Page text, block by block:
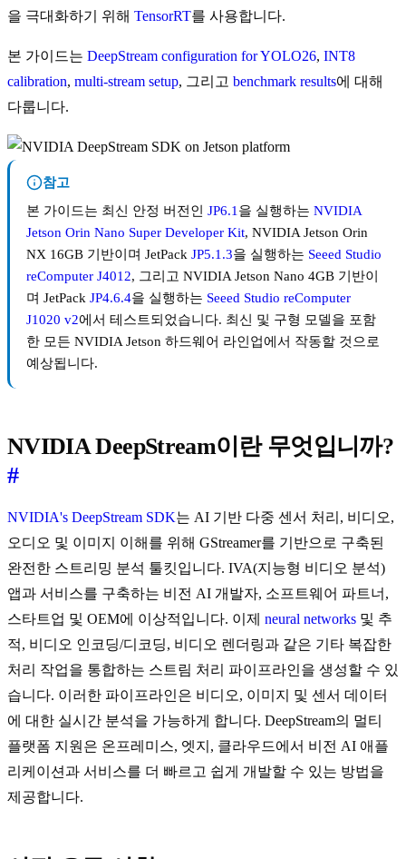
을 극대화하기 위해 TensorRT를 사용합니다.
본 가이드는 DeepStream configuration for YOLO26, INT8
calibration, multi-stream setup, 그리고 benchmark results에 대해
다룹니다.
참고
본 가이드는 최신 안정 버전인 JP6.1 을 실행하는 NVIDIA
Jetson Orin Nano Super Developer Kit, NVIDIA Jetson Orin
NX 16GB 기반이며 JetPack JP5.1.3을 실행하는 Seeed Studio
reComputer J4012, 그리고 NVIDIA Jetson Nano 4GB 기반이
며 JetPack JP4.6.4을 실행하는 Seeed Studio reComputer
J1020 v2에서 테스트되었습니다. 최신 및 구형 모델을 포함
한 모든 NVIDIA Jetson 하드웨어 라인업에서 작동할 것으로
예상됩니다.
NVIDIA DeepStream이란 무엇입니까?
#
NVIDIA's DeepStream SDK는 AI 기반 다중 센서 처리, 비디오,
오디오 및 이미지 이해를 위해 GStreamer를 기반으로 구축된
완전한 스트리밍 분석 툴킷입니다. IVA(지능형 비디오 분석)
앱과 서비스를 구축하는 비전 AI 개발자, 소프트웨어 파트너,
스타트업 및 OEM에 이상적입니다. 이제 neural networks 및 추
적, 비디오 인코딩/디코딩, 비디오 렌더링과 같은 기타 복잡한
처리 작업을 통합하는 스트림 처리 파이프라인을 생성할 수 있
습니다. 이러한 파이프라인은 비디오, 이미지 및 센서 데이터
에 대한 실시간 분석을 가능하게 합니다. DeepStream의 멀티
플랫폼 지원은 온프레미스, 엣지, 클라우드에서 비전 AI 애플
리케이션과 서비스를 더 빠르고 쉽게 개발할 수 있는 방법을
제공합니다.